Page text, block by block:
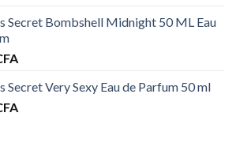
Secret Bombshell Midnight 50 ML Eau
Secret Very Sexy Eau de Parfum 50 ml